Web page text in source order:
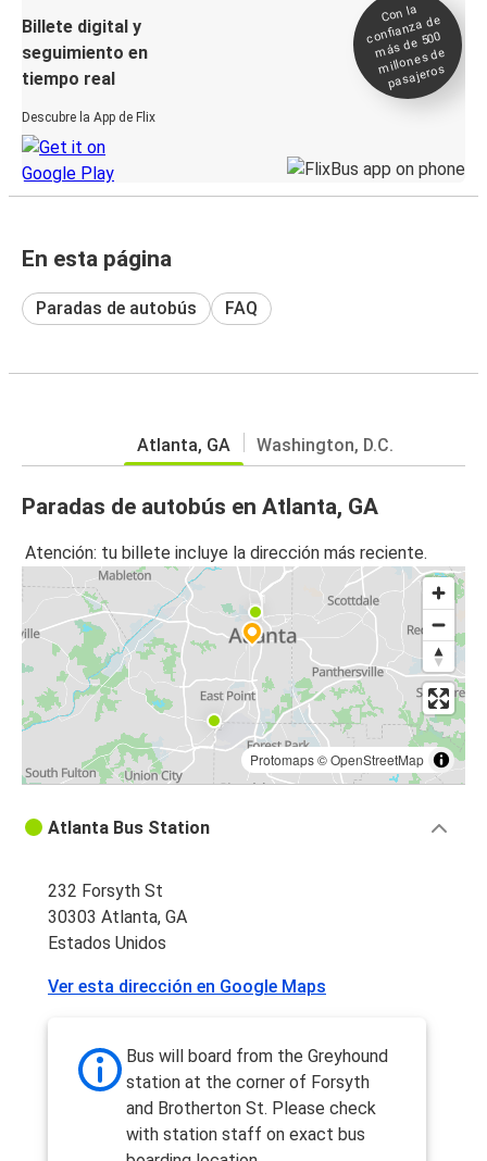
Billete digital y
seguimiento en
tiempo real
Descubre la App de Flix
Con la
confianza de
más de 500
millones de
pasajeros
En esta página
Paradas de autobús FAQ
Atlanta, GA Washington, D.C.
Paradas de autobús en Atlanta, GA
Atención: tu billete incluye la dirección más reciente.
Protomaps©OpenStreetMap
Atlanta Bus Station
232 Forsyth St
30303 Atlanta, GA
Estados Unidos
Ver esta dirección en Google Maps
Bus will board from the Greyhound
station at the corner of Forsyth
and Brotherton St. Please check
with station staff on exact bus